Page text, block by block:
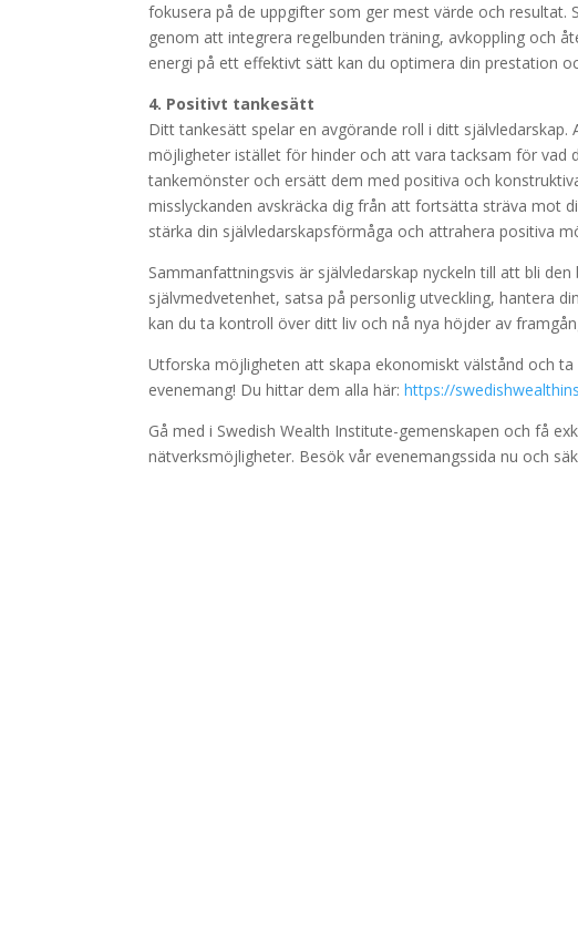
fokusera på de uppgifter som ger mest värde och
genom att integrera regelbunden träning, avkoppling och
energi på ett effektivt sätt kan du optimera din prestation
4. Positivt tankesätt
Ditt tankesätt spelar en avgörande roll i ditt
möjligheter istället för hinder och att vara tacksam för vad
tankemönster och ersätt dem med positiva och
misslyckanden avskräcka dig från att fortsätta sträva mot
stärka din självledarskapsförmåga och attrahera positiva
Sammanfattningsvis är självledarskap nyckeln till att bli
självmedvetenhet, satsa på personlig utveckling, hantera
kan du ta kontroll över ditt liv och nå nya höjder av
Utforska möjligheten att skapa ekonomiskt välstånd och
evenemang! Du hittar dem alla här:https://
Gå med i Swedish Wealth Institute-gemenskapen och få
nätverksmöjligheter. Besök vår evenemangssida nu och